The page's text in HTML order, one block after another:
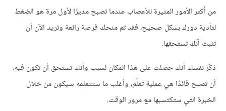
من أكثر الأمور المثيرة للأعصاب عندما تصبح مديرًا لأول مرة هو الضغط
لتأدية دورك بشكل صحيح، فقد تم منحك فرصة رائعة وتريد الآن أن
تثبت أنّك تستحقها.
ذكّر نفسك أنك حصلت على هذا المكان لسبب وأنك تستحق أن تكون فيه.
أن تصبح قائدًا هي عملية تعلّم، وأغلب ما ستتعلمه سيكون من خلال
الخبرة التي ستكتسبها مع مرور الوقت.